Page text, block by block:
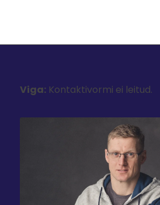
Viga:Kontaktivormi ei leitud.